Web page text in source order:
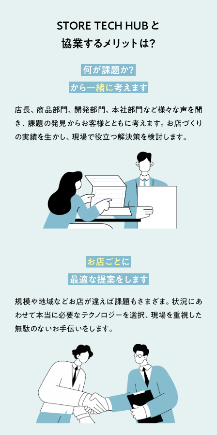
STORE TECH HUB と
協業するメリットは？
店長、商品部門、開発部門、本社部門など様々な声を聞
き、課題の発見からお客様とともに考えます。お店づくり
の実績を生かし、現場で役立つ解決策を検討します。
規模や地域などお店が違えば課題もさまざま。状況にあ
わせて本当に必要なテクノロジーを選択、現場を重視した
無駄のないお手伝いをします。